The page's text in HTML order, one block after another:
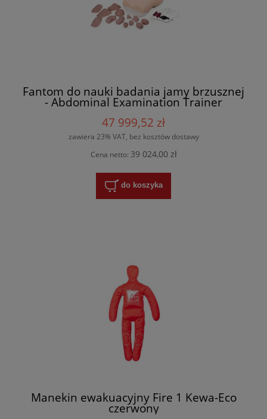
Fantom do nauki badania jamy brzusznej
- Abdominal Examination Trainer
47 999,52 zł
zawiera 23% VAT, bez kosztów dostawy
Cena netto: 39 024,00 zł
do koszyka
Manekin ewakuacyjny Fire 1 Kewa-Eco
czerwony